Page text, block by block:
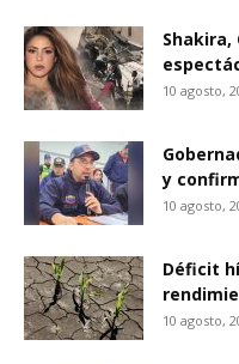
10 agosto,
y
10 agosto,
Déficit
10 agosto,